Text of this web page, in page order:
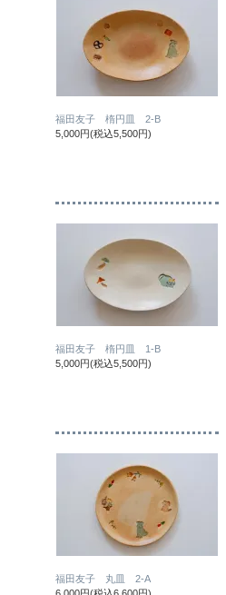
福田友子 楕円皿 2-B
5,000円(税込5,500円)
福田友子 楕円皿 1-B
5,000円(税込5,500円)
福田友子 丸皿 2-A